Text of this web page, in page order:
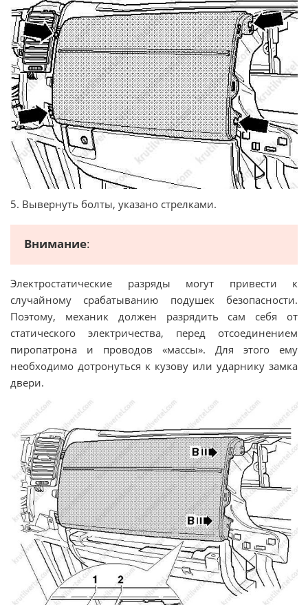
5. Вывернуть болты, указано стрелками.
Внимание:
Электростатические разряды могут привести к
случайному срабатыванию подушек безопасности.
Поэтому, механик должен разрядить сам себя от
статического электричества, перед отсоединением
пиропатрона и проводов «массы». Для этого ему
необходимо дотронуться к кузову или ударнику замка
двери.